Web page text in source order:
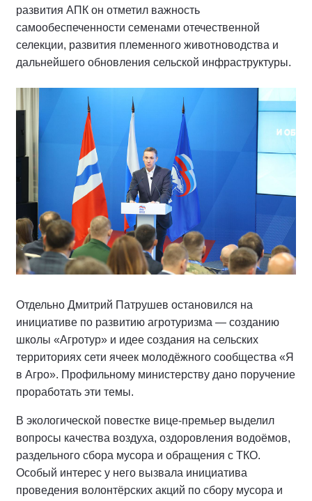
развития АПК он отметил важность
самообеспеченности семенами отечественной
селекции, развития племенного животноводства и
дальнейшего обновления сельской инфраструктуры.
Отдельно Дмитрий Патрушев остановился на
инициативе по развитию агротуризма — созданию
школы «Агротур» и идее создания на сельских
территориях сети ячеек молодёжного сообщества «Я
в Агро». Профильному министерству дано поручение
проработать эти темы.
В экологической повестке вице-премьер выделил
вопросы качества воздуха, оздоровления водоёмов,
раздельного сбора мусора и обращения с ТКО.
Особый интерес у него вызвала инициатива
проведения волонтёрских акций по сбору мусора и